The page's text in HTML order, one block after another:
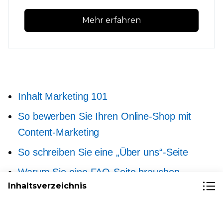
Mehr erfahren
Inhalt Marketing 101
So bewerben Sie Ihren Online-Shop mit
Content-Marketing
So schreiben Sie eine „Über uns“-Seite
Warum Sie eine FAQ-Seite brauchen
So starten Sie mit Storytelling für Ihre Marke
Inhaltsverzeichnis